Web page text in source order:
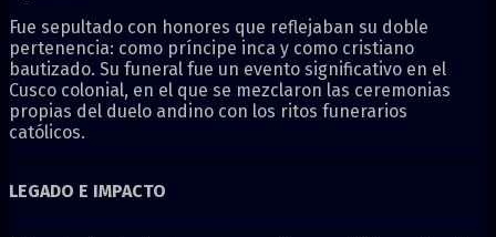
Fue sepultado con honores que reflejaban su doble
pertenencia: como príncipe inca y como cristiano
bautizado. Su funeral fue un evento significativo en el
Cusco colonial, en el que se mezclaron las ceremonias
propias del duelo andino con los ritos funerarios
católicos.
LEGADO E IMPACTO